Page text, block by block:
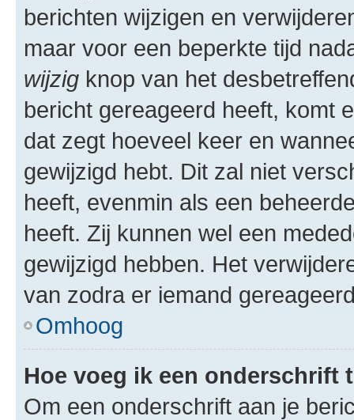
berichten wijzigen en
maar voor een beperkte tijd
wijzig knop van het
bericht gereageerd heeft, komt
dat zegt hoeveel keer en
gewijzigd hebt. Dit zal niet
heeft, evenmin als een
heeft. Zij kunnen wel een
gewijzigd hebben. Het
van zodra er iemand
Omhoog
Hoe voeg ik een onderschrift
Om een onderschrift aan je